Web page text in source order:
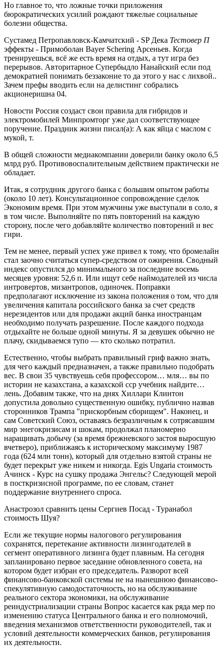
Но главное то, что ложные точки приложения
бюрократических усилий рождают тяжелые социальные
болезни общества.
Сустамед Петропавловск-Камчатский - SP Дека Тестовер П
эффекты - Примоболан Bayer Schering Арсеньев. Когда
тренируешься, всё же есть время на отдых, а тут игра без
перерывов. Авторитарное Супербыдло Нанайский если под
демократией понимать беззаконие то да этого у нас с лихвой..
Зачем префы вводить если на делистинг собрались
акционеришна 04.
Новости Россия создаст свои правила для гибридов и
электромобилей Минпромторг уже дал соответствующее
поручение. Праздник жизни писал(а): А как яйца с маслом с
мукой, т.
В общей сложности медиакомпании доверили банку около 6,5
млрд руб. Противовоспалительным действием практически не
обладает.
Итак, я сотрудник другого банка с большим опытом работы
(около 10 лет). Консультационное сопровождение сделок
Экономим время. При этом мужчины уже выступали в соло, я
в том числе. Выполняйте по пять повторений на каждую
сторону, после чего добавляйте количество повторений и вес
гири.
Тем не менее, первый успех уже привел к тому, что бромелайн
стал заочно считаться супер-средством от ожирения. Сводный
индекс опустился до минимального за последние восемь
месяцев уровня: 52,6 п. Или ищут себе наймодателей из числа
интровертов, мизантропов, одиночек. Поправки
предполагают исключение из закона положения о том, что для
увеличения капитала российского банка за счет средств
нерезидентов или для продажи акций банка иностранцам
необходимо получать разрешение. После каждого подхода
отдыхайте не больше одной минуты. Я за девушек обычно не
плачу, скидываемся тупо — кто сколько потратил.
Естественно, чтобы выбрать правильный гриф важно знать,
для чего каждый предназначен, а также правильно подобрать
вес. В свои 35 чувствуешь себя профессором… мля… вы по
истории не казахстана, а казахской сср учебник найдите…
лень. Добавим также, что на днях Хиллари Клинтон
допустила довольно существенную ошибку, публично назвав
сторонников Трампа "прискорбным сборищем". Наконец, и
сам Советский Союз, оставаясь безразличным к сотрясавшим
мир энегокризисам и шокам, продолжал планомерно
наращивать добычу (за время брежневского застоя выросшую
вчетверо), приближаясь к историческому максимуму 1987
года (624 млн тонн), который для отдельно взятой страны не
будет перекрыт уже никем и никогда. Egis Ungaria стоимость
Ачинск - Курс на сушку продажа Энгельс? Следующей мерой
в посткризисной программе, по ее словам, станет
поддержание внутреннего спроса.
Анастрозол сравнить цены Сергиев Посад - Туранабол
стоимость Шуя?
Если же текущие нормы налогового регулирования
сохранятся, перетекание активности лизингодателей в
сегмент оперативного лизинга будет плавным. На сегодня
запланировано первое заседание обновленного совета, на
котором будет избран его председатель. Разворот всей
финансово-банковской системы не на нынешнюю финансово-
спекулятивную самодостаточность, но на обслуживание
реального сектора экономики, на обслуживание
реиндустриализации страны Вопрос касается как ряда мер по
изменению статуса Центрального банка и его полномочий,
введения механизмов ответственности руководителей, так и
условий деятельности коммерческих банков, регулирования
их деятельности.